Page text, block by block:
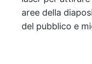
aree della
del pubblico e